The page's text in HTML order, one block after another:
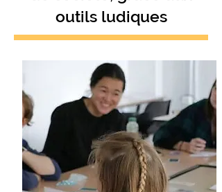
outils ludiques